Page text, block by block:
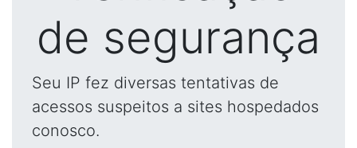
de segurança
Seu IP fez diversas tentativas de
acessos suspeitos a sites hospedados
conosco.